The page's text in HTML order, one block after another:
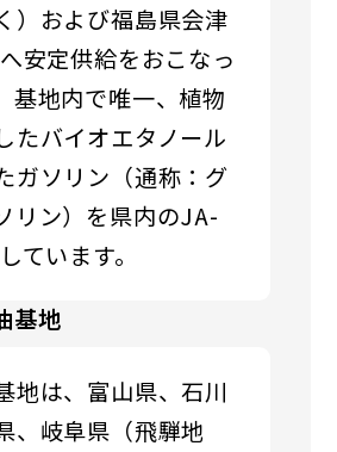
）および福島県会津
安定供給をおこ なっ
基地内で唯一、植物
たバイオエタノール
ガソリン（通称：グ
リン）を県内のJA-
ています。
基地
地は、富山県、石川
、岐阜県（飛騨地